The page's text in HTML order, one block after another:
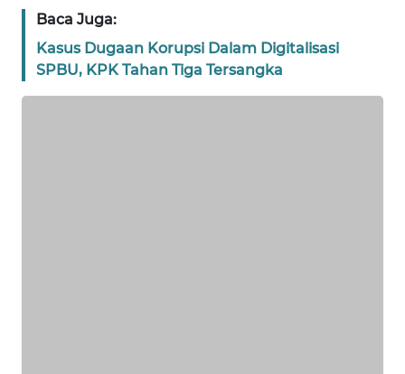
Baca Juga:
Kasus Dugaan Korupsi Dalam Digitalisasi
SPBU, KPK Tahan Tiga Tersangka
WN
SUMUT
WN